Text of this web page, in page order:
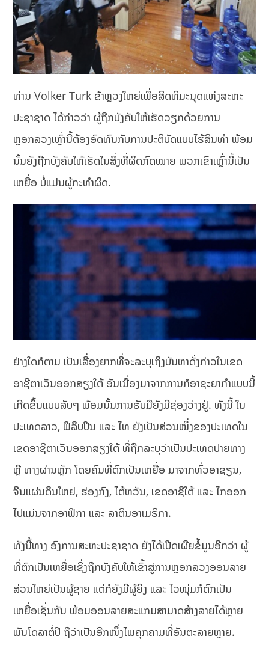
ທ່ານ Volker Turk ຂ້າຫຼວງໃຫຍ່ເພື່ອສິດທິມະນຸດແຫ່ງສະຫະ
ປະຊາຊາດ ໄດ້ກ່າວວ່າ ຜູ້ຖືກບັງຄັບໃຫ້ເຮັດວຽກດ້ວຍການ
ຫຼອກລວງເຫຼົ່ານີ້ຕ້ອງອົດທົນກັບການປະຕິບັດແບບໄຮ້ສິນທຳ ພ້ອມ
ນັ້ນຍັງຖືກບັງຄັບໃຫ້ເຮັດໃນສິ່ງທີ່ຜິດກົດໝາຍ ພວກເຂົາເຫຼົ່ານີ້ເປັນ
ເຫຍື່ອ ບໍ່ແມ່ນຜູ້ກະທຳຜິດ.
ຢ່າງໃດກໍຕາມ ເປັນເລື່ອງຍາກທີ່ຈະລະບຸເຖິງບັນຫາດັ່ງກ່າວໃນເຂດ
ອາຊີຕາເວັນອອກສຽງໃຕ້ ອັນເນື່ອງມາຈາກການກໍອາຊະຍາກຳແບບນີ້
ເກີດຂຶ້ນແບບລັບໆ ພ້ອມນັ້ນການຮັບມືຍັງມີຊ່ອງວ່າງຢູ່. ທັງນີ້ ໃນ
ປະເທດລາວ, ຟິລິບປິນ ແລະ ໄທ ຍັງເປັນສ່ວນໜຶ່ງຂອງປະເທດໃນ
ເຂດອາຊີຕາເວັນອອກສຽງໃຕ້ ທີ່ຖືກລະບຸວ່າເປັນປະເທດປາຍທາງ
ຫຼື ທາງຜ່ານຫຼັກ ໂດຍຄົນທີ່ຕົກເປັນເຫຍື່ອ ມາຈາກທົ່ວອາຊຽນ,
ຈີນແຜ່ນດິນໃຫຍ່, ຮ່ອງກົງ, ໄຕ້ຫວັນ, ເຂດອາຊີໃຕ້ ແລະ ໄກອອກ
ໄປແມ່ນຈາກອາຟິກາ ແລະ ລາຕິນອາເມຣິກາ.
ທັງນີ້ທາງ ອົງການສະຫະປະຊາຊາດ ຍັງໄດ້ເປີດເຜີຍຂໍ້ມູນອີກວ່າ ຜູ້
ທີ່ຕົກເປັນເຫຍື່ອເຊິ່ງຖືກບັງຄັບໃຫ້ເຂົ້າສູ່ການຫຼອກລວງອອນລາຍ
ສ່ວນໃຫຍ່ເປັນຜູ້ຊາຍ ແຕ່ກໍຍັງມີຜູ້ຍິງ ແລະ ໄວໜຸ່ມກໍຕົກເປັນ
ເຫຍື່ອເຊັ່ນກັນ ພ້ອມອອນລາຍສະແກມສາມາດສ້າງລາຍໄດ້ຫຼາຍ
ພັນໂດລາຕໍ່ປີ ຖືວ່າເປັນອີກໜຶ່ງໄພຄຸກຄາມທີ່ອັນຕະລາຍຫຼາຍ.